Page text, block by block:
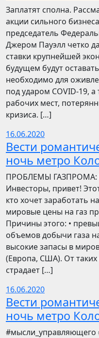
Заплатят сполна.
акции сильного
председатель
Джером Пауэлл четко
ставки крупнейшей
будущем будут
необходимо для
под ударом COVID-19,
рабочих мест,
кризиса. […]
16.06.2020
Вести
ночь метро
ПРОБЛЕМЫ
Инвесторы, привет!
кто хочет заработать
мировые цены на газ
Причины этого: •
объемов добычи газа
высокие запасы в
(Европа, США). От
страдает […]
16.06.2020
Вести
ночь метро